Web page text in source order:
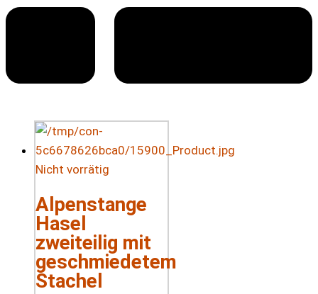
Nicht vorrätig
Alpenstange
Hasel
zweiteilig mit
geschmiedetem
Stachel